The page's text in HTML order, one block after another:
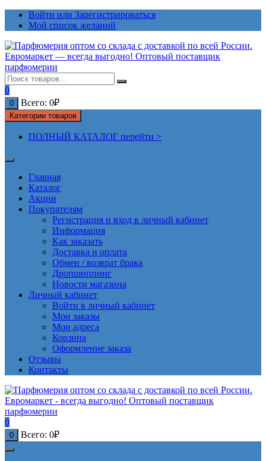
ПерейтиВойти или Зарегистрироваться
Мой список желаний
0
0 Всего: 0₽
Категории товаров
ПОЛНЫЙ КАТАЛОГ перейти >
Главная
Каталог
Акции
Покупателям
Регистрация и вход в личный кабинет
Информация
Как заказать
Доставка и оплата
Обмен / возврат брака
Дропшиппинг
Новости магазина
Личный кабинет
Войти в личный кабинет
Мои заказы
Мои адреса
Корзина
Оформление заказа
Отзывы
Контакты
0
0 Всего: 0₽